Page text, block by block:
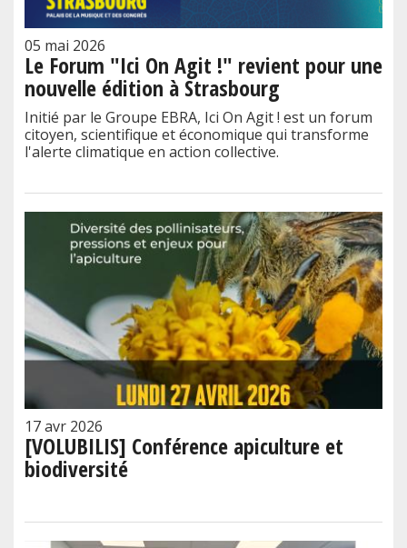
05 mai 2026
Le Forum "Ici On Agit !" revient pour une
nouvelle édition à Strasbourg
Initié par le Groupe EBRA, Ici On Agit ! est un forum
citoyen, scientifique et économique qui transforme
l'alerte climatique en action collective.
17 avr 2026
[VOLUBILIS] Conférence apiculture et
biodiversité